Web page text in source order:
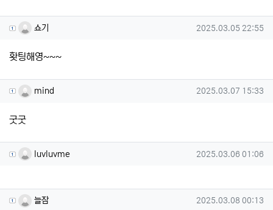
쇼기님의 댓글
쇼기 작성일
2025.03.05 22:55
홧팅해영~~~
mind님의 댓글
mind 작성일
2025.03.07 15:33
굿굿
luvluvme님의 댓글
luvluvme 작성일
2025.03.06 01:06
늘잠님의 댓글
늘잠 작성일
2025.03.08 00:13